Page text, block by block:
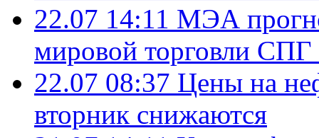
22.07 14:11 МЭА
мировой торговли СПГ
22.07 08:37 Цены на
вторник снижаются